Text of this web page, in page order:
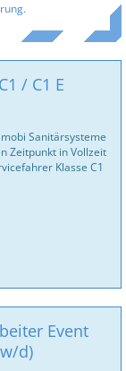
.
/ C1 E
Sanitär­systeme
Zeitpunkt in Vollzeit
Klasse C1
Event
d)